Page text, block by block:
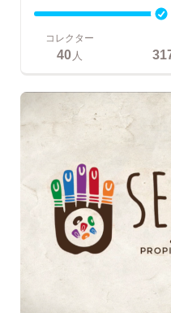
コレクター
40人